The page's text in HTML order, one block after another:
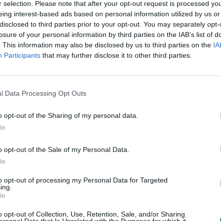
selection. Please note that after your opt-out request is processed
interest-based ads based on personal information utilized by us
to third parties prior to your opt-out. You may separately
of your personal information by third parties on the IAB’s list of
This information may also be disclosed by us to third parties on the
Participants that may further disclose it to other third parties.
Data Processing Opt Outs
opt-out of the Sharing of my personal data.
opt-out of the Sale of my Personal Data.
opt-out of processing my Personal Data for Targeted
opt-out of Collection, Use, Retention, Sale, and/or Sharing
Mergina Sportas
Visi įrašai
į
„Žinios“ 2026-08-08
klausimų: du pastebėti virš karinės bazės
K.